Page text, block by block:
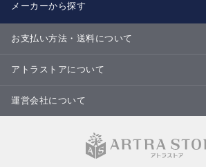
メーカーから探す
お支払い方法・送料について
お支払い方法
送料について
配送・納期
キャンセル・返品・交換について
アトラストアについて
当サイトについて
ご利用規約
ご利用ガイド
Ｑ＆Ａ
商品のご提案について
運営会社について
特定商取引法に基づく表記
個人情報の取扱いについて